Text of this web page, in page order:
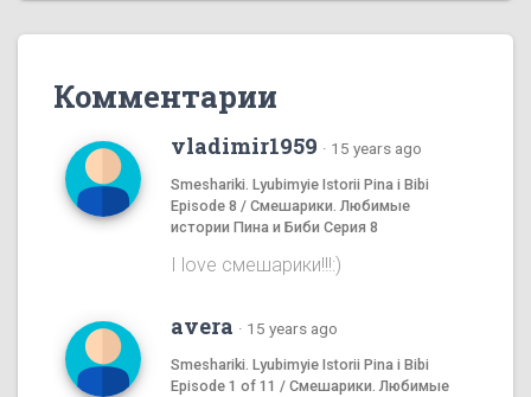
Комментарии
vladimir1959 · 15 years ago
Smeshariki. Lyubimyie Istorii Pina i Bibi
Episode 8 / Смешарики. Любимые
истории Пина и Биби Серия 8
I love смешаpики!!!:)
avera · 15 years ago
Smeshariki. Lyubimyie Istorii Pina i Bibi
Episode 1 of 11 / Смешарики. Любимые